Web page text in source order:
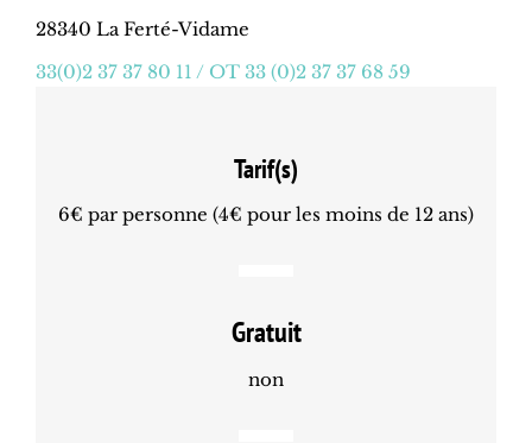
28340 La Ferté-Vidame
33(0)2 37 37 80 11 / OT 33 (0)2 37 37 68 59
Tarif(s)
6€ par personne (4€ pour les moins de 12 ans)
Gratuit
non